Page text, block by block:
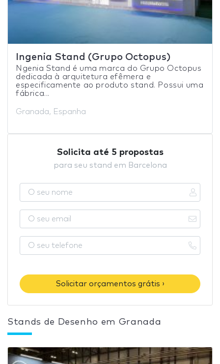
Ingenia Stand (Grupo Octopus)
Ngenia Stand é uma marca do Grupo Octopus
dedicada à arquitetura efêmera e
especificamente ao produto stand. Possui uma
fábrica...
Granada, Espanha
Solicita até 5 propostas
para seu stand em Barcelona
Solicitar orçamentos grátis ›
Stands de Desenho em Granada